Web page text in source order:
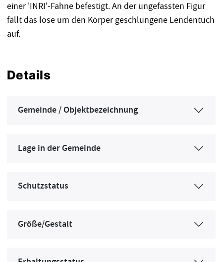
einer 'INRI'-Fahne befestigt. An der ungefassten Figur
fällt das lose um den Körper geschlungene Lendentuch
auf.
Details
Gemeinde / Objektbezeichnung
Lage in der Gemeinde
Schutzstatus
Größe/Gestalt